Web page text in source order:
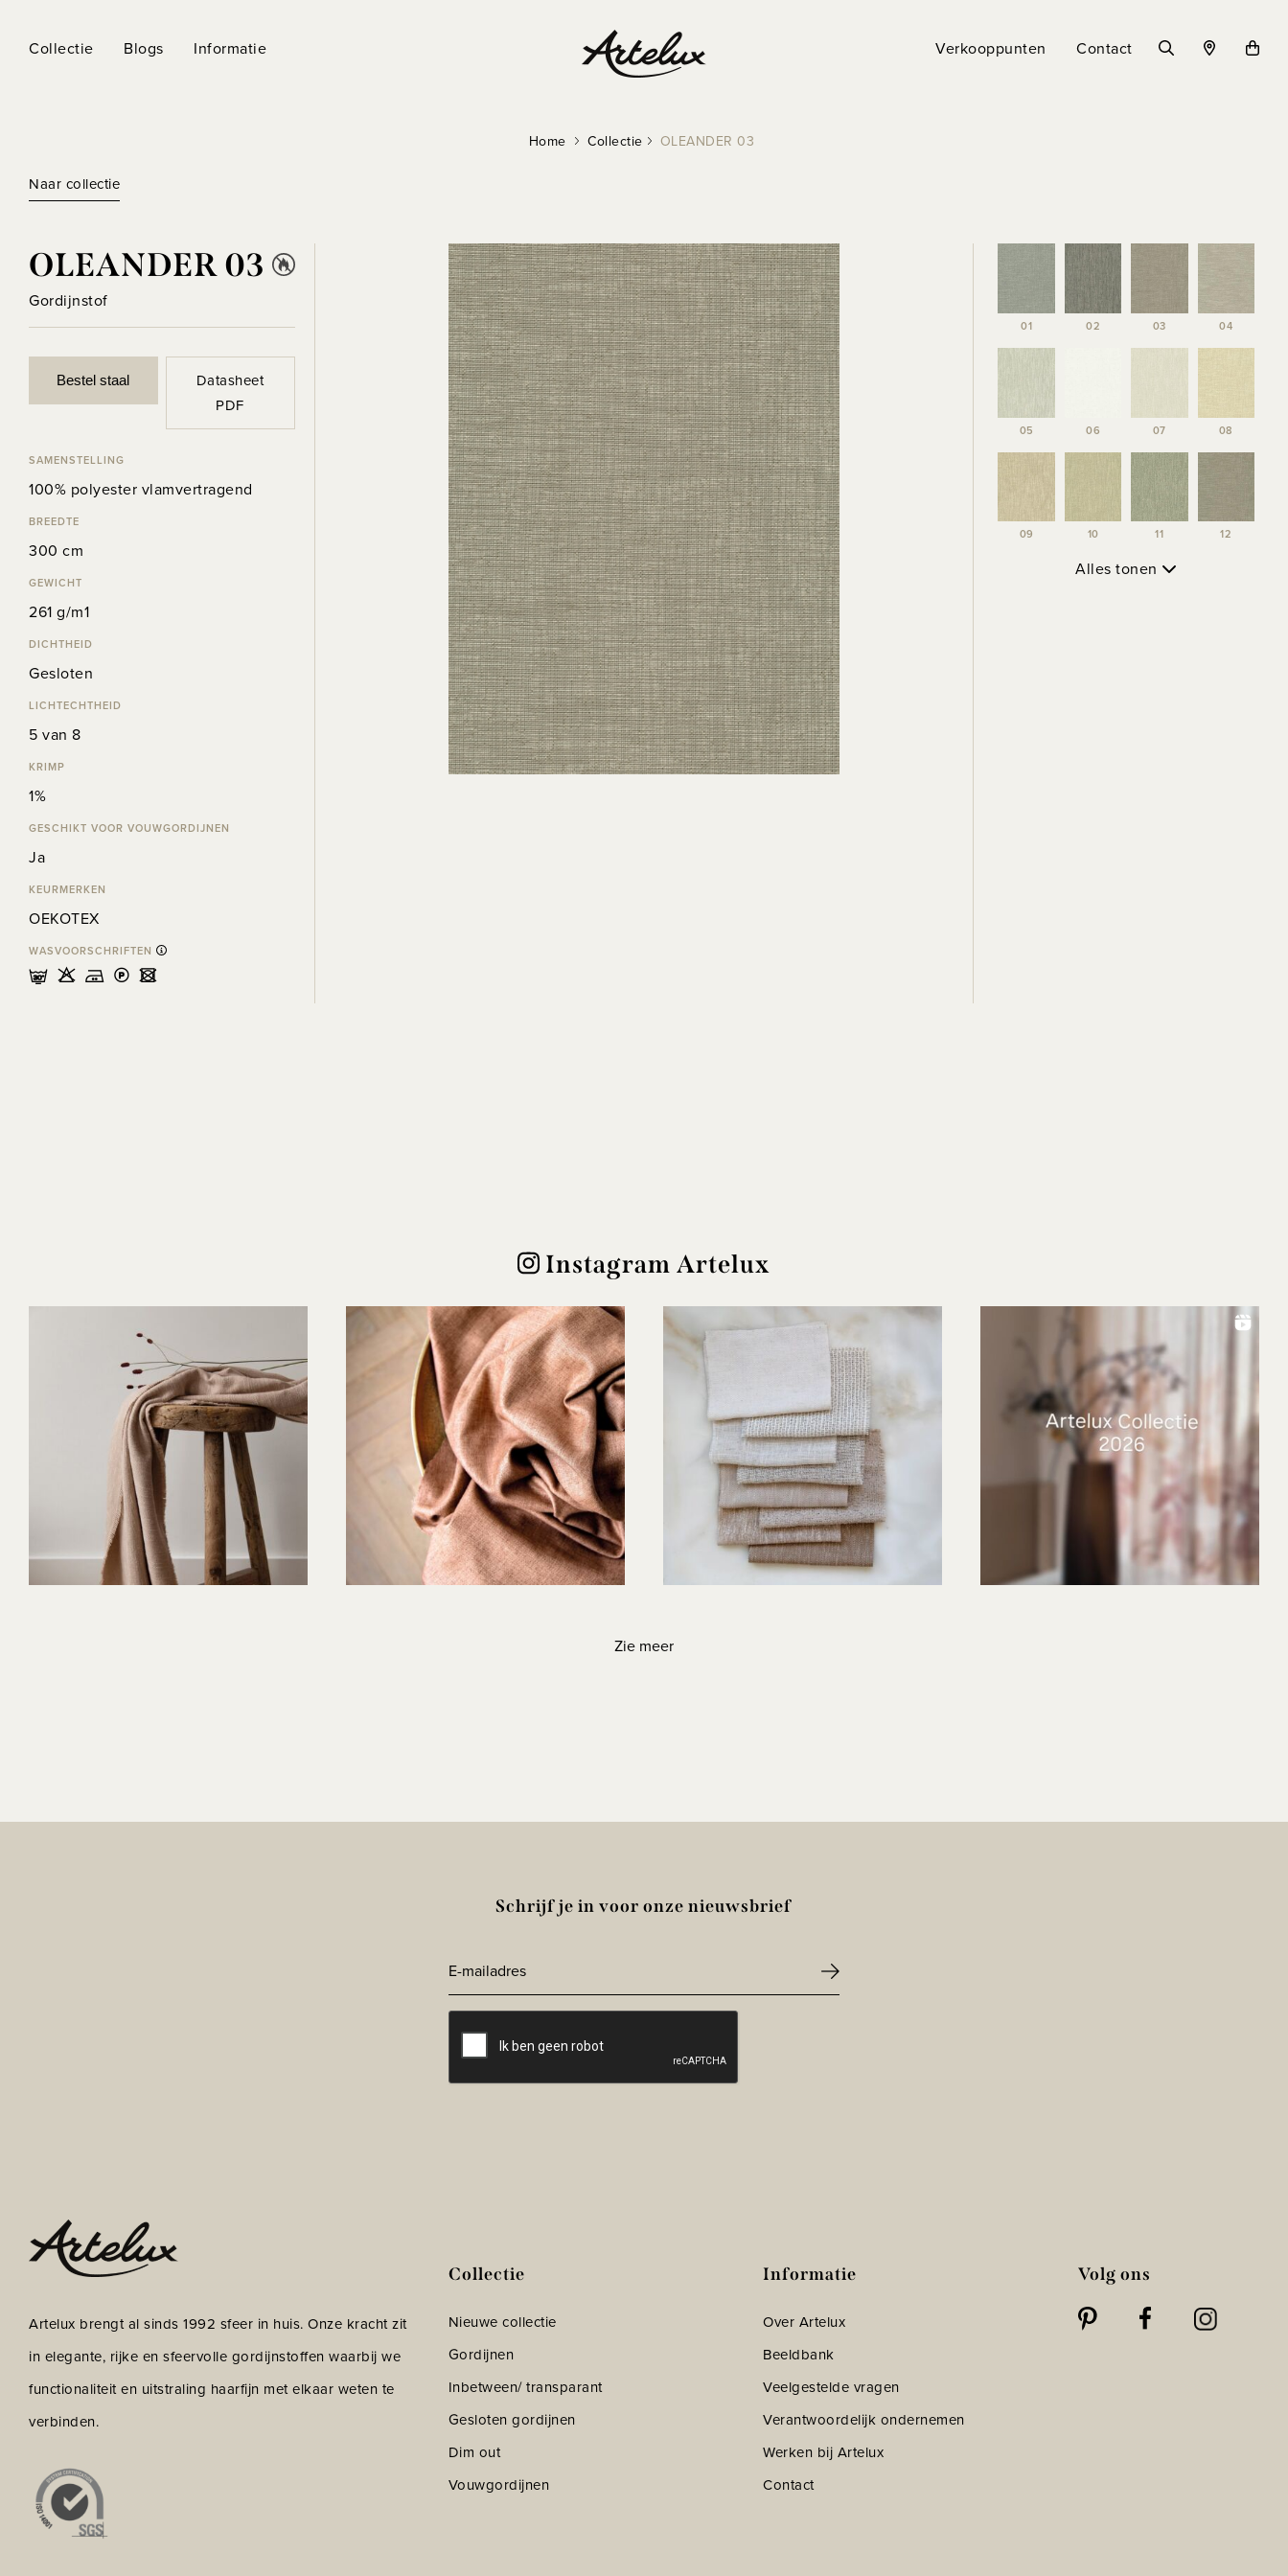
Collectie Blogs Informatie Verkooppunten Contact
Home Collectie OLEANDER 03
Naar collectie
OLEANDER 03
Gordijnstof
Bestel staal
Datasheet
PDF
SAMENSTELLING
100% polyester vlamvertragend
BREEDTE
300 cm
GEWICHT
261 g/m1
DICHTHEID
Gesloten
LICHTECHTHEID
5 van 8
KRIMP
1%
GESCHIKT VOOR VOUWGORDIJNEN
Ja
KEURMERKEN
OEKOTEX
WASVOORSCHRIFTEN
mHELU
01 02 03 04
05 06 07 08
09 10 11 12
Alles tonen
Instagram Artelux
Zie meer
Schrijf je in voor onze nieuwsbrief
mailadres
Artelux brengt al sinds 1992 sfeer in huis. Onze kracht zit
in elegante, rijke en sfeervolle gordijnstoffen waarbij we
functionaliteit en uitstraling haarfijn met elkaar weten te
verbinden.
Collectie
Nieuwe collectie
Gordijnen
Inbetween/ transparant
Gesloten gordijnen
Dim out
Vouwgordijnen
Informatie
Over Artelux
Beeldbank
Veelgestelde vragen
Verantwoordelijk ondernemen
Werken bij Artelux
Contact
Volg ons